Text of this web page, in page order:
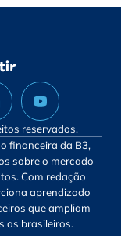
reservados.
financeira da B3,
sobre o mercado
Com redação
aprendizado
que ampliam
os brasileiros.